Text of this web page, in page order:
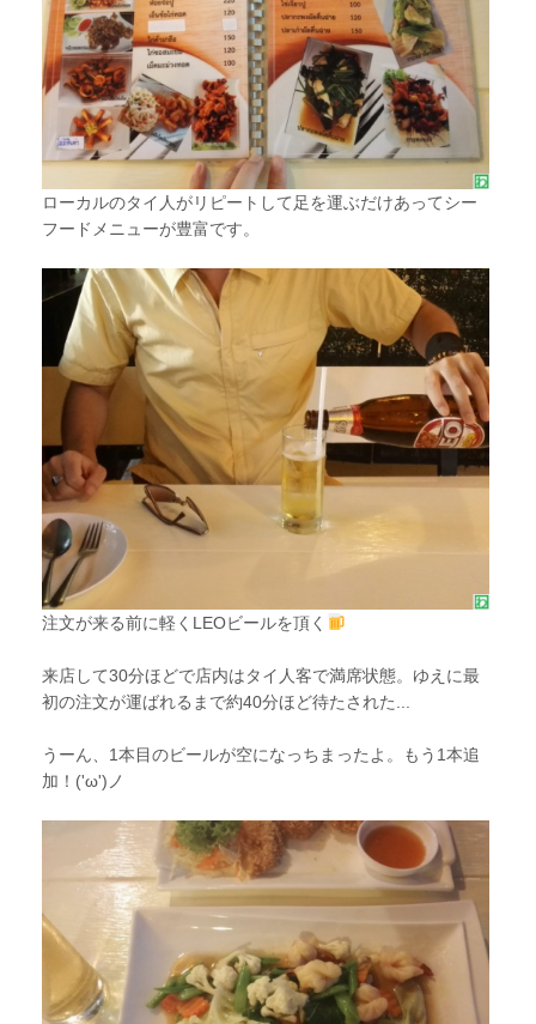
ローカルのタイ人がリピートして足を運ぶだけあってシー
フードメニューが豊富です。
注文が来る前に軽くLEOビールを頂く
来店して30分ほどで店内はタイ人客で満席状態。ゆえに最
初の注文が運ばれるまで約40分ほど待たされた...
うーん、1本目のビールが空になっちまったよ。もう1本追
加！('ω')ノ